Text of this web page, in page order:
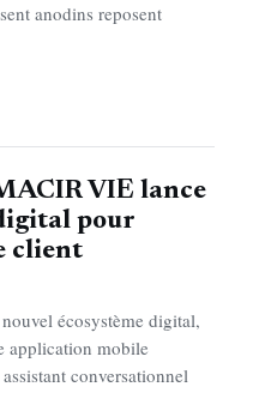
anodins reposent
VIE lance
pour
client
écosystème digital,
application mobile
conversationnel